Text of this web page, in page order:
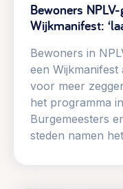
Bewoners
Wijkmanifest:
Bewoners in
een
voor meer
het programma
Burgemeesters
steden namen